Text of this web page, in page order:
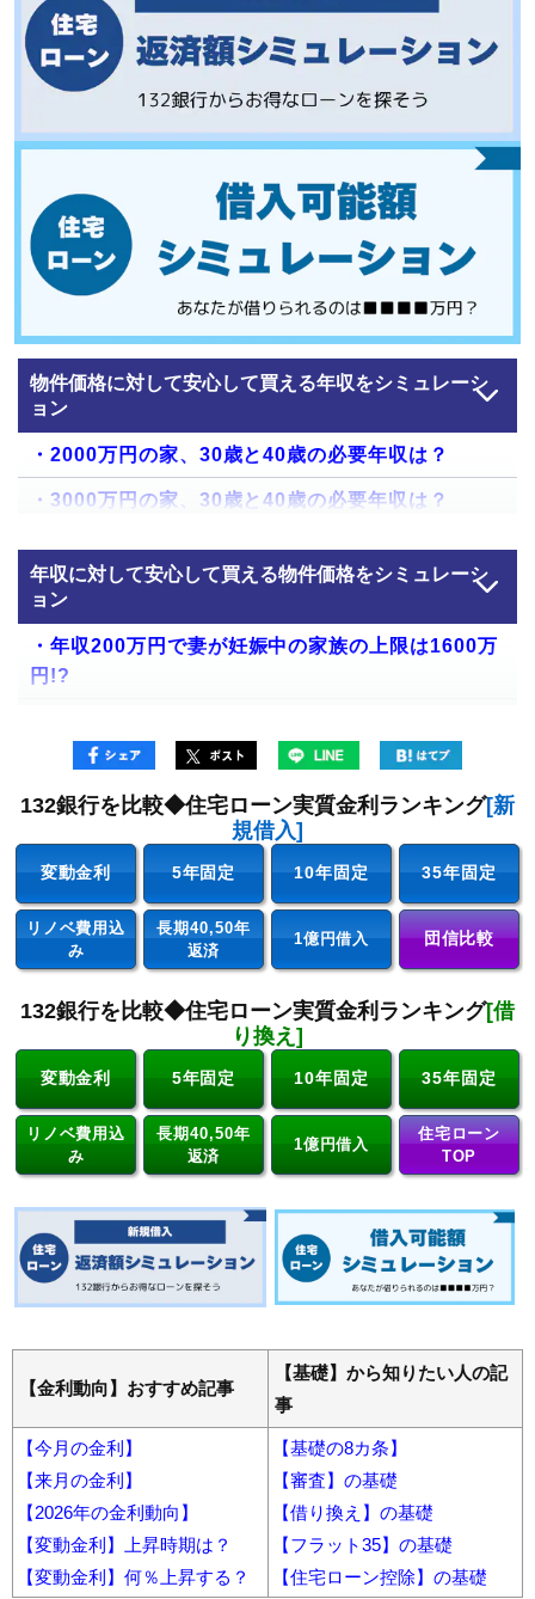
物件価格に対して安心して買える年収をシミュレーシ
ョン
・2000万円の家、30歳と40歳の必要年収は？
・3000万円の家、30歳と40歳の必要年収は？
・4000万円の家、30歳と40歳の必要年収は？
・5000万円の家、30歳と40歳の必要年収は？
・6000万円の家、30歳と40歳の必要年収は？
・7000万円の家、30歳と40歳の必要年収は？
・9000万円の家、30歳と40歳の必要年収は？
・1億円の家、30歳と40歳の必要年収は？
・安心して返済できる借入額の計算方法
・住宅ローンを組むときに守るべき5つの注意点
年収に対して安心して買える物件価格をシミュレーシ
ョン
・年収200万円で妻が妊娠中の家族の上限は1600万
円!?
・年収300万円の4人家族の上限は1800万円!?
・年収350万円の2人家族の上限は2100万円!?
・年収450万円の4人家族の上限は2000万円!?
・年収500万円の4人家族の上限は3000万円!?
・年収600万円の40代独身の上限は3000万円!?
・年収700万円の共働き夫婦の上限は5000万円!?
・年収800万円の3人家族の上限は4500万円!?
・年収1000万円の30代4人家族の上限は5000万円!?
・年収1000万円の40代4人家族の上限は3500万円!?
・年収1000万円の50代夫婦の上限は3000万円!?
132銀行を比較◆住宅ローン実質金利ランキング[新
規借入]
変動金利 5年固定 10年固定 35年固定
リノベ費用込
み
長期40,50年
返済
1億円借入 団信比較
132銀行を比較◆住宅ローン実質金利ランキング[借
り換え]
変動金利 5年固定 10年固定 35年固定
リノベ費用込
み
長期40,50年
返済
1億円借入
住宅ローン
TOP
【金利動向】おすすめ記事
【基礎】から知りたい人の記
事
【今月の金利】
【来月の金利】
【2026年の金利動向】
【変動金利】上昇時期は？
【変動金利】何％上昇する？
【基礎の8カ条】
【審査】の基礎
【借り換え】の基礎
【フラット35】の基礎
【住宅ローン控除】の基礎